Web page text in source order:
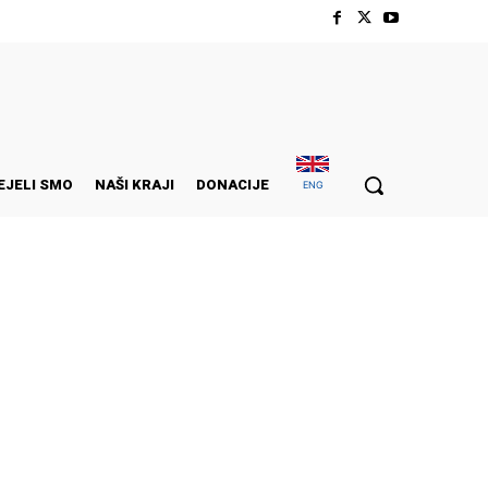
SMO NAŠI KRAJI DONACIJE ENG